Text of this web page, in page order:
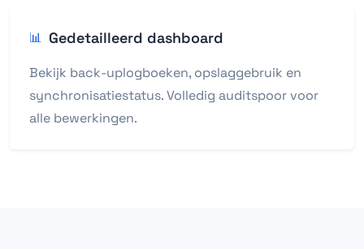
📊 Gedetailleerd dashboard
Bekijk back-uplogboeken, opslaggebruik en
synchronisatiestatus. Volledig auditspoor voor
alle bewerkingen.